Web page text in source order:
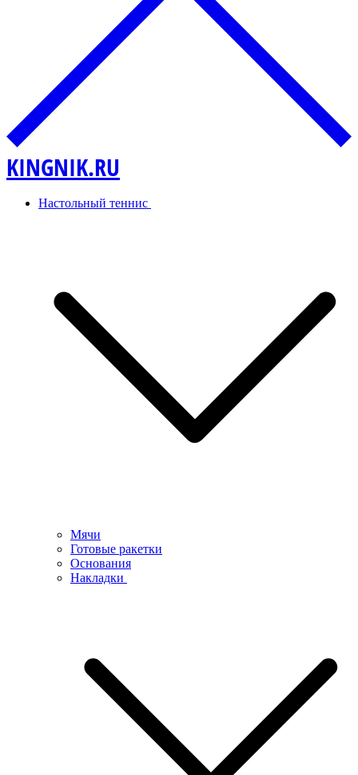
KINGNIK.RU
Настольный теннис
Мячи
Готовые ракетки
Основания
Накладки